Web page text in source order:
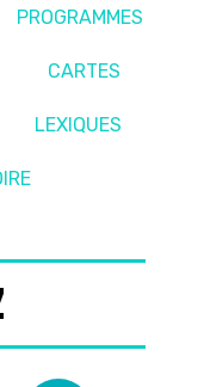
PROGRAMMES
CARTES
LEXIQUES